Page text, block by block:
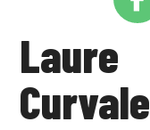
Laure
Curvale